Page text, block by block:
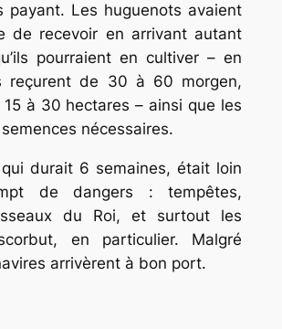
payant. Les huguenots avaient
de recevoir en arrivant autant
pourraient en cultiver – en
reçurent de 30 à 60 morgen,
à 30 hectares – ainsi que les
nécessaires.
durait 6 semaines, était loin
de dangers : tempêtes,
du Roi, et surtout les
en particulier. Malgré
arrivèrent à bon port.